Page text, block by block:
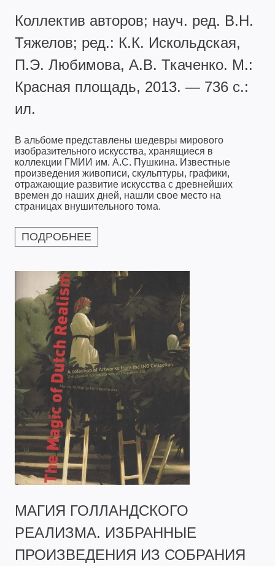
Коллектив авторов; науч. ред. В.Н.
Тяжелов; ред.: К.К. Искольдская,
П.Э. Любимова, А.В. Ткаченко. М.:
Красная площадь, 2013. — 736 с.:
ил.
В альбоме представлены шедевры мирового
изобразительного искусства, хранящиеся в
коллекции ГМИИ им. А.С. Пушкина. Известные
произведения живописи, скульптуры, графики,
отражающие развитие искусства с древнейших
времен до наших дней, нашли свое место на
страницах внушительного тома.
ПОДРОБНЕЕ
МАГИЯ ГОЛЛАНДСКОГО
РЕАЛИЗМА. ИЗБРАННЫЕ
ПРОИЗВЕДЕНИЯ ИЗ СОБРАНИЯ